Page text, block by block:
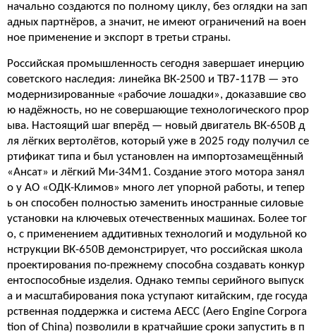
начально создаются по полному циклу, без оглядки на зап
адных партнёров, а значит, не имеют ограничений на воен
ное применение и экспорт в третьи страны.
Российская промышленность сегодня завершает инерцию
советского наследия: линейка ВК-2500 и ТВ7‑117В — это
модернизированные «рабочие лошадки», доказавшие сво
ю надёжность, но не совершающие технологического прор
ыва. Настоящий шаг вперёд — новый двигатель ВК-650В д
ля лёгких вертолётов, который уже в 2025 году получил се
ртификат типа и был установлен на импортозамещённый
«Ансат» и лёгкий Ми-34М1. Создание этого мотора занял
о у АО «ОДК-Климов» много лет упорной работы, и тепер
ь он способен полностью заменить иностранные силовые
установки на ключевых отечественных машинах. Более тог
о, с применением аддитивных технологий и модульной ко
нструкции ВК-650В демонстрирует, что российская школа
проектирования по-прежнему способна создавать конкур
ентоспособные изделия. Однако темпы серийного выпуск
а и масштабирования пока уступают китайским, где госуда
рственная поддержка и система AECC (Aero Engine Corpora
tion of China) позволили в кратчайшие сроки запустить в п